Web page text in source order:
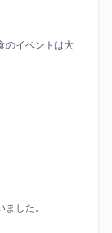
のイベントは大
した。